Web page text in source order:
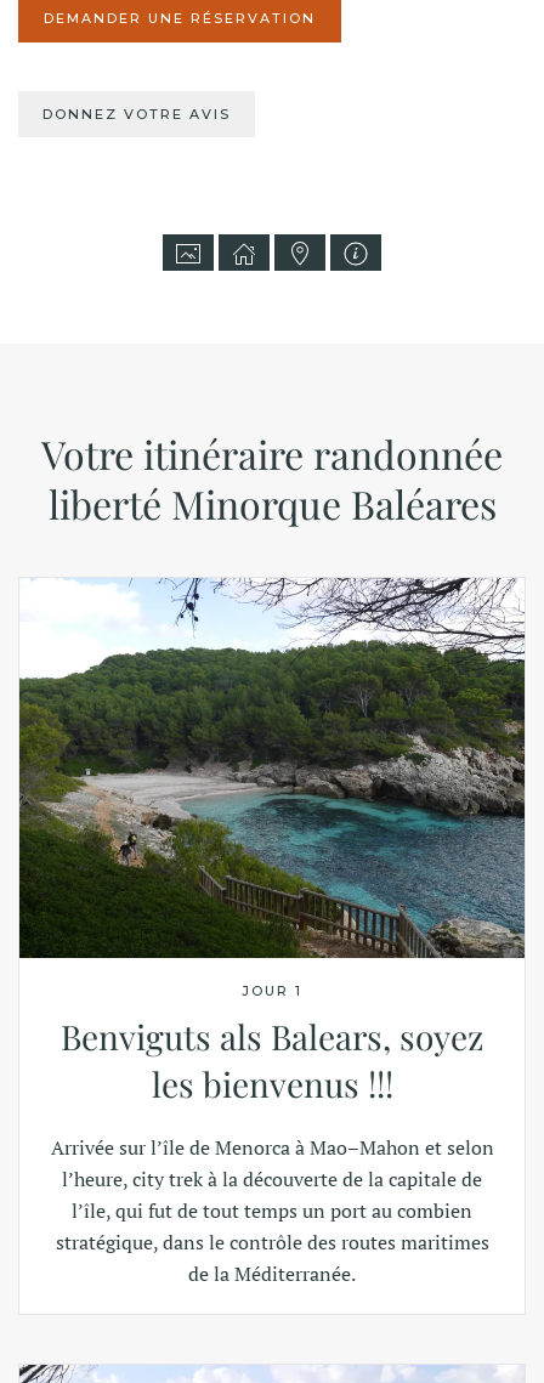
DEMANDER UNE RÉSERVATION
DONNEZ VOTRE AVIS
Votre itinéraire randonnée
liberté Minorque Baléares
JOUR 1
Benviguts als Balears, soyez
les bienvenus !!!
Arrivée sur l’île de Menorca à Mao–Mahon et selon
l’heure, city trek à la découverte de la capitale de
l’île, qui fut de tout temps un port au combien
stratégique, dans le contrôle des routes maritimes
de la Méditerranée.